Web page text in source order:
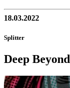
18.03.2022
Splitter
Deep Beyond